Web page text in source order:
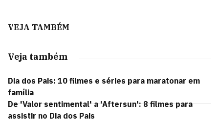
VEJA TAMBÉM
Veja também
Dia dos Pais: 10 filmes e séries para maratonar em
família
De 'Valor sentimental' a 'Aftersun': 8 filmes para
assistir no Dia dos Pais